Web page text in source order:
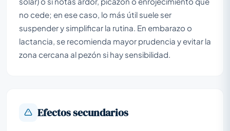
no cede; en ese caso, lo más útil suele ser
suspender y simplificar la rutina. En embarazo o
lactancia, se recomienda mayor prudencia y evitar la
zona cercana al pezón si hay sensibilidad.
Efectos secundarios